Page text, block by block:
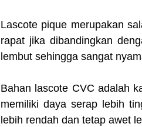
Lascote pique merupakan
rapat jika dibandingkan
lembut sehingga sangat
Bahan lascote CVC adalah
memiliki daya serap lebih
lebih rendah dan tetap awet